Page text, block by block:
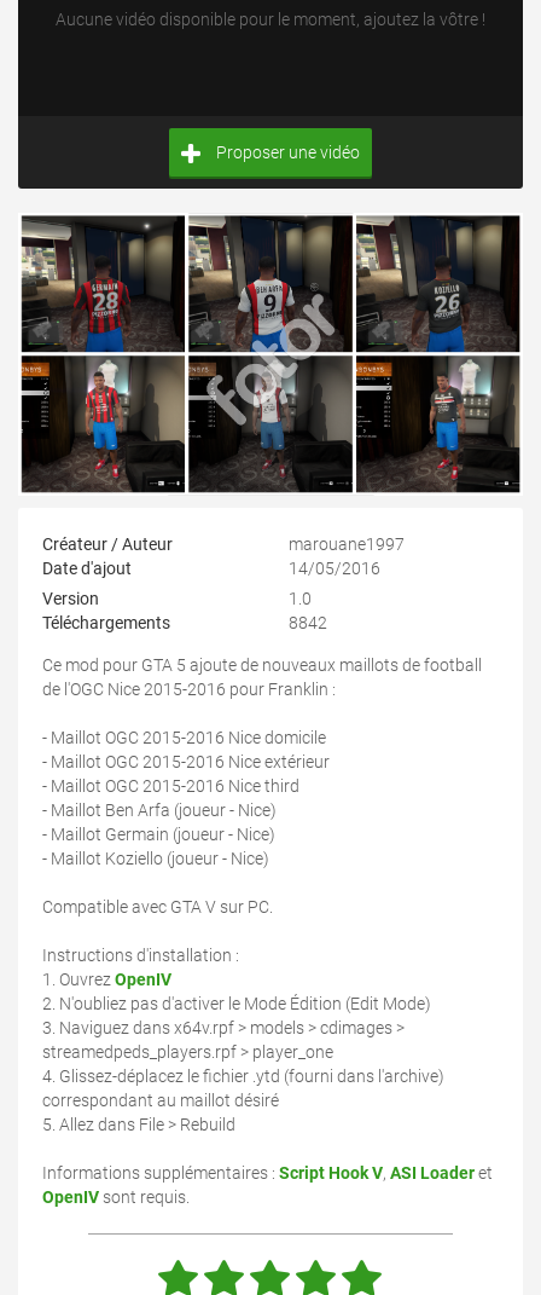
Aucune vidéo disponible pour le moment, ajoutez la vôtre !
Proposer une vidéo
Créateur / Auteur
marouane1997
Date d'ajout
14/05/2016
Version
1.0
Téléchargements
8842
Ce mod pour GTA 5 ajoute de nouveaux maillots de football
de l'OGC Nice 2015-2016 pour Franklin :
- Maillot OGC 2015-2016 Nice domicile
- Maillot OGC 2015-2016 Nice extérieur
- Maillot OGC 2015-2016 Nice third
- Maillot Ben Arfa (joueur - Nice)
- Maillot Germain (joueur - Nice)
- Maillot Koziello (joueur - Nice)
Compatible avec GTA V sur PC.
Instructions d'installation :
1. OuvrezOpenIV
2. N'oubliez pas d'activer le Mode Édition (Edit Mode)
3. Naviguez dans x64v.rpf > models > cdimages >
streamedpeds_players.rpf > player_one
4. Glissez-déplacez le fichier .ytd (fourni dans l'archive)
correspondant au maillot désiré
5. Allez dans File > Rebuild
Informations supplémentaires : Script Hook V, ASI Loaderet
OpenIV sont requis.